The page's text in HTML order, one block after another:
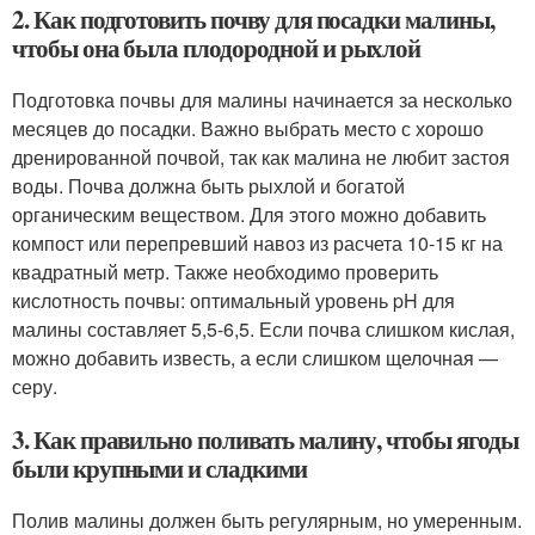
2. Как подготовить почву для посадки малины,
чтобы она была плодородной и рыхлой
Подготовка почвы для малины начинается за несколько
месяцев до посадки. Важно выбрать место с хорошо
дренированной почвой, так как малина не любит застоя
воды. Почва должна быть рыхлой и богатой
органическим веществом. Для этого можно добавить
компост или перепревший навоз из расчета 10-15 кг на
квадратный метр. Также необходимо проверить
кислотность почвы: оптимальный уровень pH для
малины составляет 5,5-6,5. Если почва слишком кислая,
можно добавить известь, а если слишком щелочная —
серу.
3. Как правильно поливать малину, чтобы ягоды
были крупными и сладкими
Полив малины должен быть регулярным, но умеренным.